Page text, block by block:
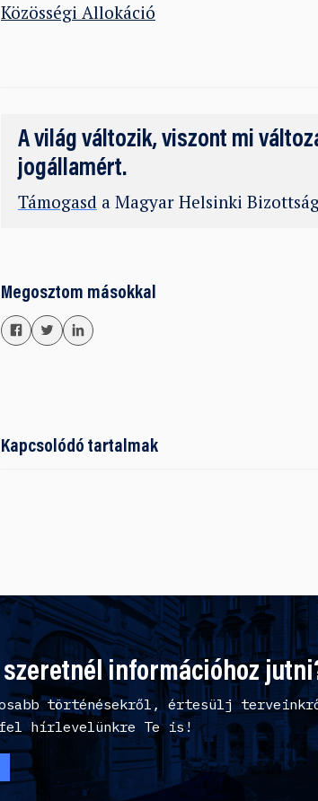
Közösségi Allokáció
A világ változik, viszont mi
jogállamért.
Támogasd a Magyar Helsinki
Megosztom másokkal
Kapcsolódó tartalmak
információhoz
történésekről, értesülj
hírlevelünkre Te is!